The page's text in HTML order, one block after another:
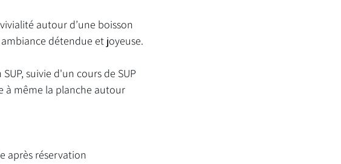
autour d’une boisson
détendue et joyeuse.
suivie d'un cours de SUP
à même la planche autour
après réservation